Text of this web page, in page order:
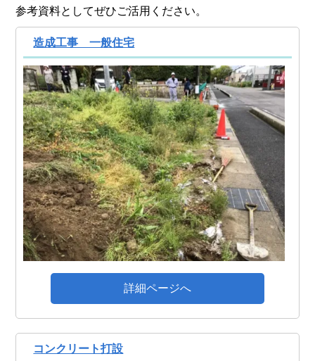
参考資料としてぜひご活用ください。
造成工事 一般住宅
詳細ページへ
コンクリート打設